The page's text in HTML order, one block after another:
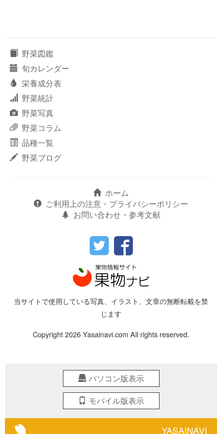
野菜図鑑
旬カレンダー
栄養成分表
野菜統計
野菜写真
野菜コラム
品種一覧
野菜ブログ
ホーム
ご利用上の注意・プライバシーポリシー
お問い合わせ・参考文献
当サイトで使用している写真、イラスト、文章の無断転載を禁
じます
Copyright 2026 Yasainavi.com All rights reserved.
パソコン版表示
モバイル版表示
YASAINAVI